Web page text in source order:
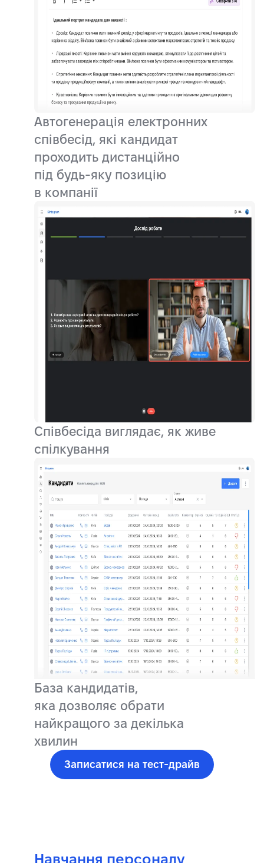
Автогенерація електронних
співбесід, які кандидат
проходить дистанційно
під будь-яку позицію
в компанії
Співбесіда виглядає, як живе
спілкування
База кандидатів,
яка дозволяє обрати
найкращого за декілька
хвилин
Записатися на тест-драйв